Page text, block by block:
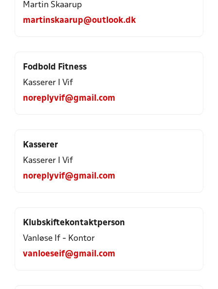
Martin Skaarup
martinskaarup@outlook.dk
Fodbold Fitness
Kasserer I Vif
noreplyvif@gmail.com
Kasserer
Kasserer I Vif
noreplyvif@gmail.com
Klubskiftekontaktperson
Vanløse If - Kontor
vanloeseif@gmail.com